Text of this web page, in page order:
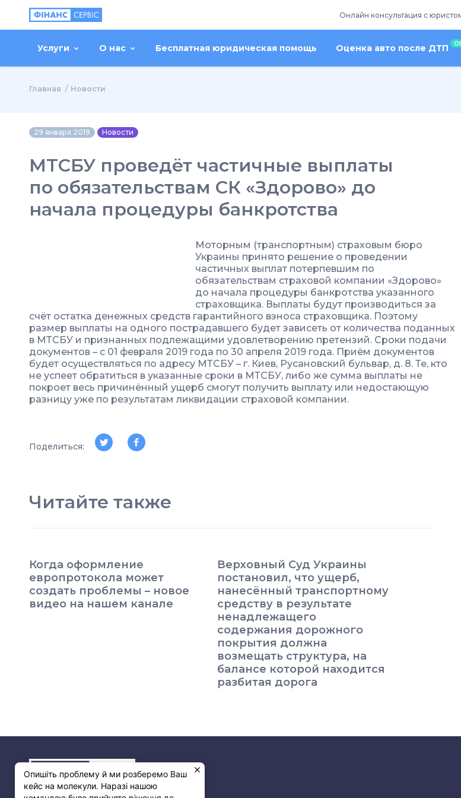
Онлайн консультация с
Услуги О нас Бесплатная юридическая помощь Оценка авто после ДТП
Главная Новости
29 января 2019 Новости
МТСБУ проведёт частичные выплаты
по обязательствам СК «Здорово» до
начала процедуры банкротства
Моторным (транспортным) страховым бюро
Украины принято решение о проведении
частичных выплат потерпевшим по
обязательствам страховой компании «Здорово»
до начала процедуры банкротства указанного
страховщика. Выплаты будут производиться за
счёт остатка денежных средств гарантийного взноса страховщика. Поэтому
размер выплаты на одного пострадавшего будет зависеть от количества поданных
в МТСБУ и признанных подлежащими удовлетворению претензий. Сроки подачи
документов – с 01 февраля 2019 года по 30 апреля 2019 года. Приём документов
будет осуществляться по адресу МТСБУ – г. Киев, Русановский бульвар, д. 8. Те, кто
не успеет обратиться в указанные сроки в МТСБУ, либо же сумма выплаты не
покроет весь причинённый ущерб смогут получить выплату или недостающую
разницу уже по результатам ликвидации страховой компании.
Поделиться:
Читайте также
Когда оформление
европротокола может
создать проблемы – новое
видео на нашем канале
Верховный Суд Украины
постановил, что ущерб,
нанесённый транспортному
средству в результате
ненадлежащего
содержания дорожного
покрытия должна
возмещать структура, на
балансе которой находится
разбитая дорога
Опишіть проблему й ми розберемо Ваш
кейс на молекули. Наразі нашою